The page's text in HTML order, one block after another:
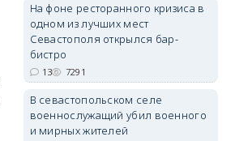
erid: 2SDnjdvhGXG
На фоне ресторанного кризиса в
одном из лучших мест
Севастополя открылся бар-
бистро
13 7291
В севастопольском селе
военнослужащий убил военного
и мирных жителей